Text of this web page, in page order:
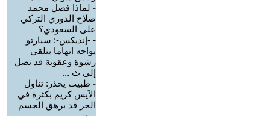
- لماذا فضل محمد
صلاح الدوري التركي
على السعودي؟
- -إنديكس-: سيارتو
يواجه اتهاما بتلقي
رشوة وعقوبة قد تصل
إلى ث ...
- طبيب يحذر: تناول
الآيس كريم بكثرة في
الحر قد يرهق الجسم